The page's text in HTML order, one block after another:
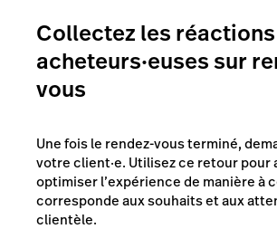
Collectez les
acheteurs·euses sur
vous
Une fois le rendez-vous terminé,
votre client·e. Utilisez ce retour pour
optimiser l’expérience de manière à
corresponde aux souhaits et aux
clientèle.